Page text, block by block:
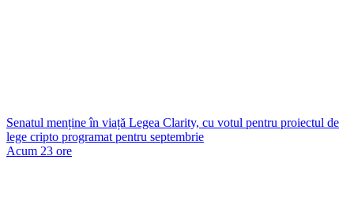
Senatul menține în viață Legea Clarity, cu votul pentru proiectul de
lege cripto programat pentru septembrie
Acum 23 ore